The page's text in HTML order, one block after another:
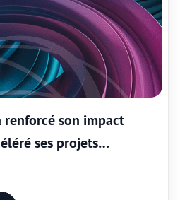
renforcé son impact
ses projets